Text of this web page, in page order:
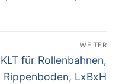
WEITER
Nächster
Beitrag:
KLT für Rollenbahnen,
Rippenboden, LxBxH